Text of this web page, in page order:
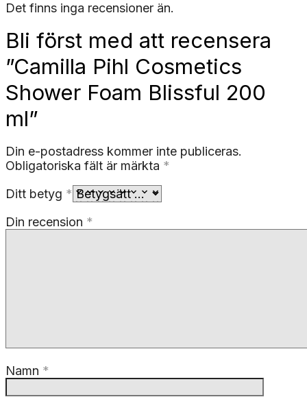
Det finns inga recensioner än.
Bli först med att recensera
”Camilla Pihl Cosmetics
Shower Foam Blissful 200
ml”
Din e-postadress kommer inte publiceras.
Obligatoriska fält är märkta *
Ditt betyg *
Din recension *
Namn *